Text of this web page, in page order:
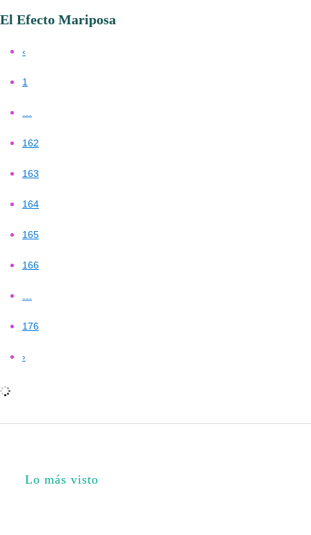
El Efecto Mariposa
‹
1
162
163
164
165
166
176
›
Lo más visto